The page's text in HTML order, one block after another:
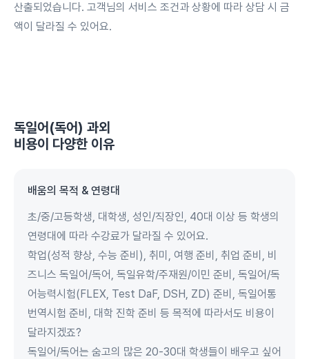
산출되었습니다. 고객님의 서비스 조건과 상황에 따라 상담 시 금
액이 달라질 수 있어요.
독일어(독어) 과외
비용이 다양한 이유
배움의 목적 & 연령대
초/중/고등학생, 대학생, 성인/직장인, 40대 이상 등 학생의
연령대에 따라 수강료가 달라질 수 있어요.
학업(성적 향상, 수능 준비), 취미, 여행 준비, 취업 준비, 비
즈니스 독일어/독어, 독일유학/주재원/이민 준비, 독일어/독
어능력시험(FLEX, Test DaF, DSH, ZD) 준비, 독일어통
번역시험 준비, 대학 진학 준비 등 목적에 따라서도 비용이
달라지겠죠?
독일어/독어는 숨고의 많은 20-30대 학생들이 배우고 싶어